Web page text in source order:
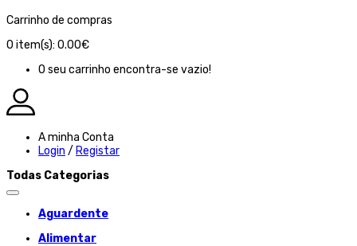
Carrinho de compras
0 item(s): 0.00€
O seu carrinho encontra-se vazio!
A minha Conta
Login / Registar
Todas Categorias
Aguardente
Alimentar